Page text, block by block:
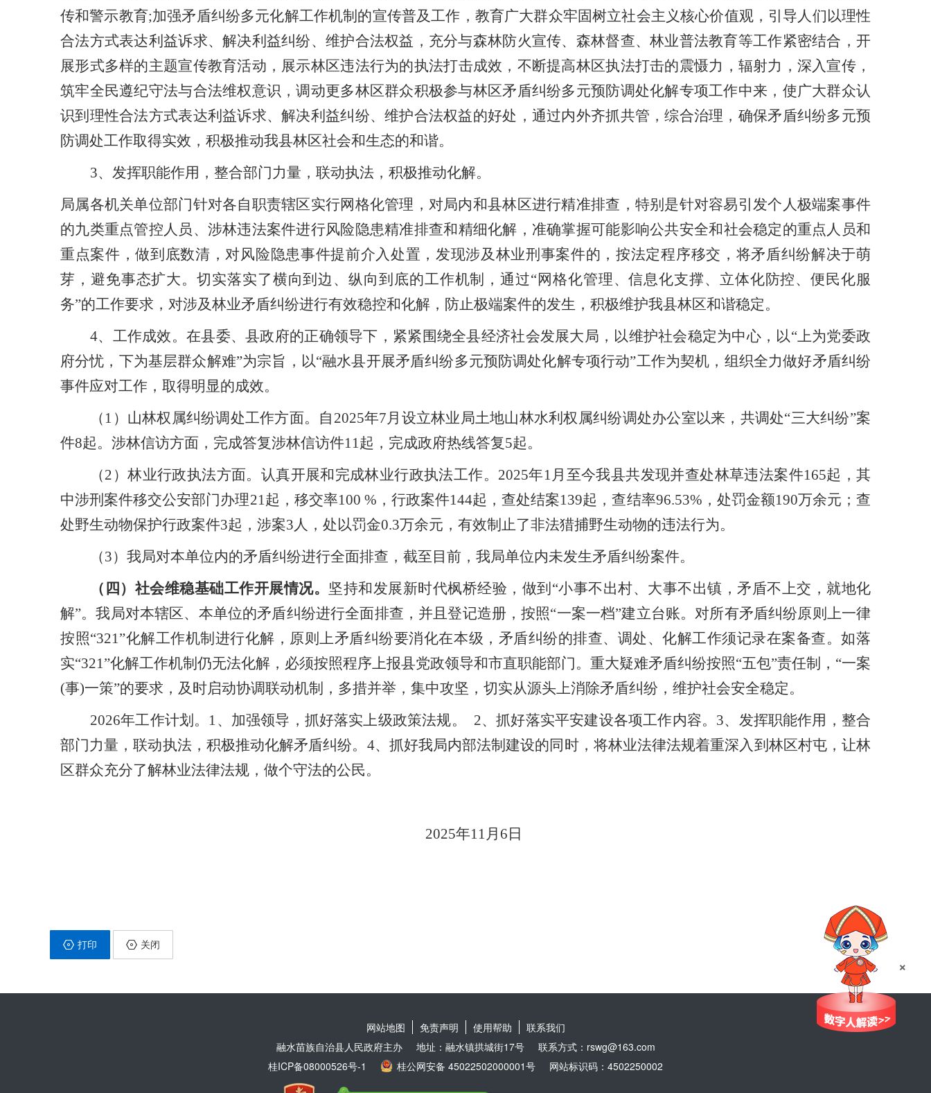
传和警示教育;加强矛盾纠纷多元化解工作机制的宣传普及工作，教育广大群众牢固树立社会主义核心价值观，引导人们以理性
合法方式表达利益诉求、解决利益纠纷、维护合法权益，充分与森林防火宣传、森林督查、林业普法教育等工作紧密结合 ，开
展形式多样的主题宣传教育活动 ， 展示林区违法行为的执法打击成效 ， 不断提高林区执法打击的震慑力 ， 辐射力 ， 深入宣传 ，
筑牢全民遵纪守法与合法维权意识，调动更多林区群众积极参与林区矛盾纠纷多元预防调处化解专项工作中来，使广大群众认
识到理性合法方式表达利益诉求、解决利益纠纷、维护合法权益的好处，通过内外齐抓共管，综合治理，确保矛盾纠纷多元预
防调处工作取得实效，积极推动我县林区社会和生态的和谐。
3、 发挥职能作用，整合部门力量，联动执法，积极推动化解。
局属各机关单位部门针对各自职责辖区实行网格化管理，对局内和县林区进行精准排查，特别是针对容易引发个人极端案事件
的九类重点管控人员、涉林违法案件进行风险隐患精准排查和精细化解，准确掌握可能影响公共安全和社会稳定的重点人员和
重点案件，做到底数清，对风险隐患事件提前介入处置，发现涉及林业刑事案件的，按法定程序移交，将矛盾纠纷解决于萌
芽，避免事态扩大。切实落实了横向到边、纵向到底的工作机制，通过“网格化管理、信息化支撑、立体化防控、便民化服
务”的工作要求，对涉及林业矛盾纠纷进行有效稳控和化解，防止极端案件的发生，积极维护我县林区和谐稳定。
4、 工作成效。在县委、县政府的正确领导下，紧紧围绕全县经济社会发展大局，以维护社会稳定为中心，以“上为党委政
府分忧，下为基层群众解难”为宗旨，以“融水县开展矛盾纠纷多元预防调处化解专项行动”工作为契机，组织全力做好矛盾纠纷
事件应对工作，取得明显的成效。
（1） 山林权属纠纷调处工作方面。自 2025年7月设立林业局土地山林水利权属纠纷调处办公室以来，共调处“三大纠纷”案
件8起。涉林信访方面， 完成答复涉林信访件11起，完成政府热线答复5起。
（2 ）林业行政执法方面。认真开展和完成林业行政执法工作。 2025年1月至今我县共发现并查处林草违法案件165起，其
中涉刑案件移交公安部门办理21起，移交率100 % ，行政案件144起，查处结案139起，查结率96.53% ，处罚金额190万余元 ；查
处野生动物保护行政案件3起，涉案3人，处以罚金0.3万余元，有效制止了非法猎捕野生动物的违法行为。
（3） 我局对本单位内的矛盾纠纷进行全面排查， 截至目前， 我局单位内未发生矛盾纠纷案件。
（四）社会维稳基础工作开展情况。 坚持和发展新时代枫桥经验，做到 “小事不出村、大事不出镇，矛盾不上交，就地化
解”。我局对本辖区、本单位的矛盾纠纷进行全面排查，并且登记造册，按照“一案一档”建立台账。对所有矛盾纠纷原则上一律
按照“321”化解工作机制进行化解，原则上矛盾纠纷要消化在本级，矛盾纠纷的排查、调处、化解工作须记录在案备查。如落
实“321”化解工作机制仍无法化解，必须按照程序上报县党政领导和市直职能部门。重大疑难矛盾纠纷按照“五包”责任制， “一案
(事)一策”的要求，及时启动协调联动机制，多措并举，集中攻坚，切实从源头上消除矛盾纠纷，维护社会安全稳定。
2026年工作计划。 1、 加强领导， 抓好落实上级政策法规。 2、抓好落实平安建设各项工作内容。 3、 发挥职能作用，整合
部门力量，联动执法，积极推动化解矛盾纠纷。 4、抓好我局内部法制建设的同时，将林业法律法规着重深入到林区村屯，让林
区群众充分了解林业法律法规，做个守法的公民。
2025年11月 6 日
打印 关闭
×
网站地图 免责声明 使用帮助
联系我们
融水苗族自治县人民政府主办
地址：融水镇拱城街17号
联系方式：rswg@163.com
桂ICP备08000526号-1
桂公网安备 45022502000001号 网站标识码：4502250002